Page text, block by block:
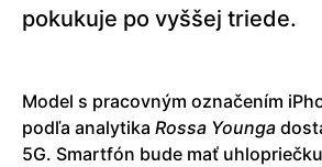
pokukuje po vyššej triede.
Model s pracovným označením
podľa analytika Rossa Younga
5G. Smartfón bude mať